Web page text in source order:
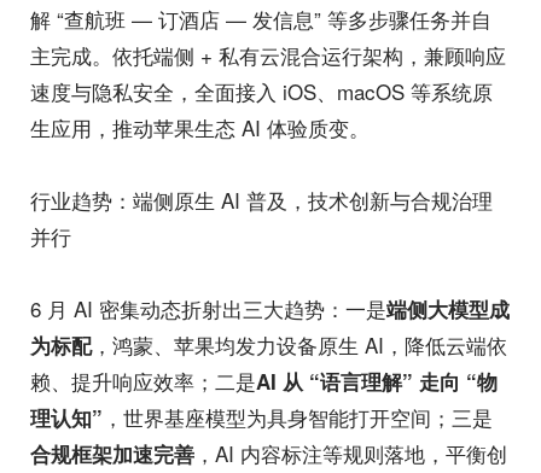
解 “查航班 — 订酒店 — 发信息” 等多步骤任务并自
主完成。依托端侧 + 私有云混合运行架构，兼顾响应
速度与隐私安全，全面接入 iOS、macOS 等系统原
生应用，推动苹果生态 AI 体验质变。
行业趋势：端侧原生 AI 普及，技术创新与合规治理
并行
6 月 AI 密集动态折射出三大趋势：一是端侧大模型成
为标配，鸿蒙、苹果均发力设备原生 AI，降低云端依
赖、提升响应效率；二是AI 从 “语言理解” 走向 “物
理认知” ，世界基座模型为具身智能打开空间；三是
合规框架加速完善 ，AI 内容标注等规则落地，平衡创